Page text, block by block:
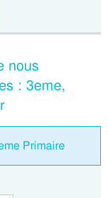
nous
: 3eme,
Primaire